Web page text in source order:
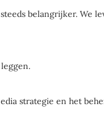
belangrijker. We
strategie en het